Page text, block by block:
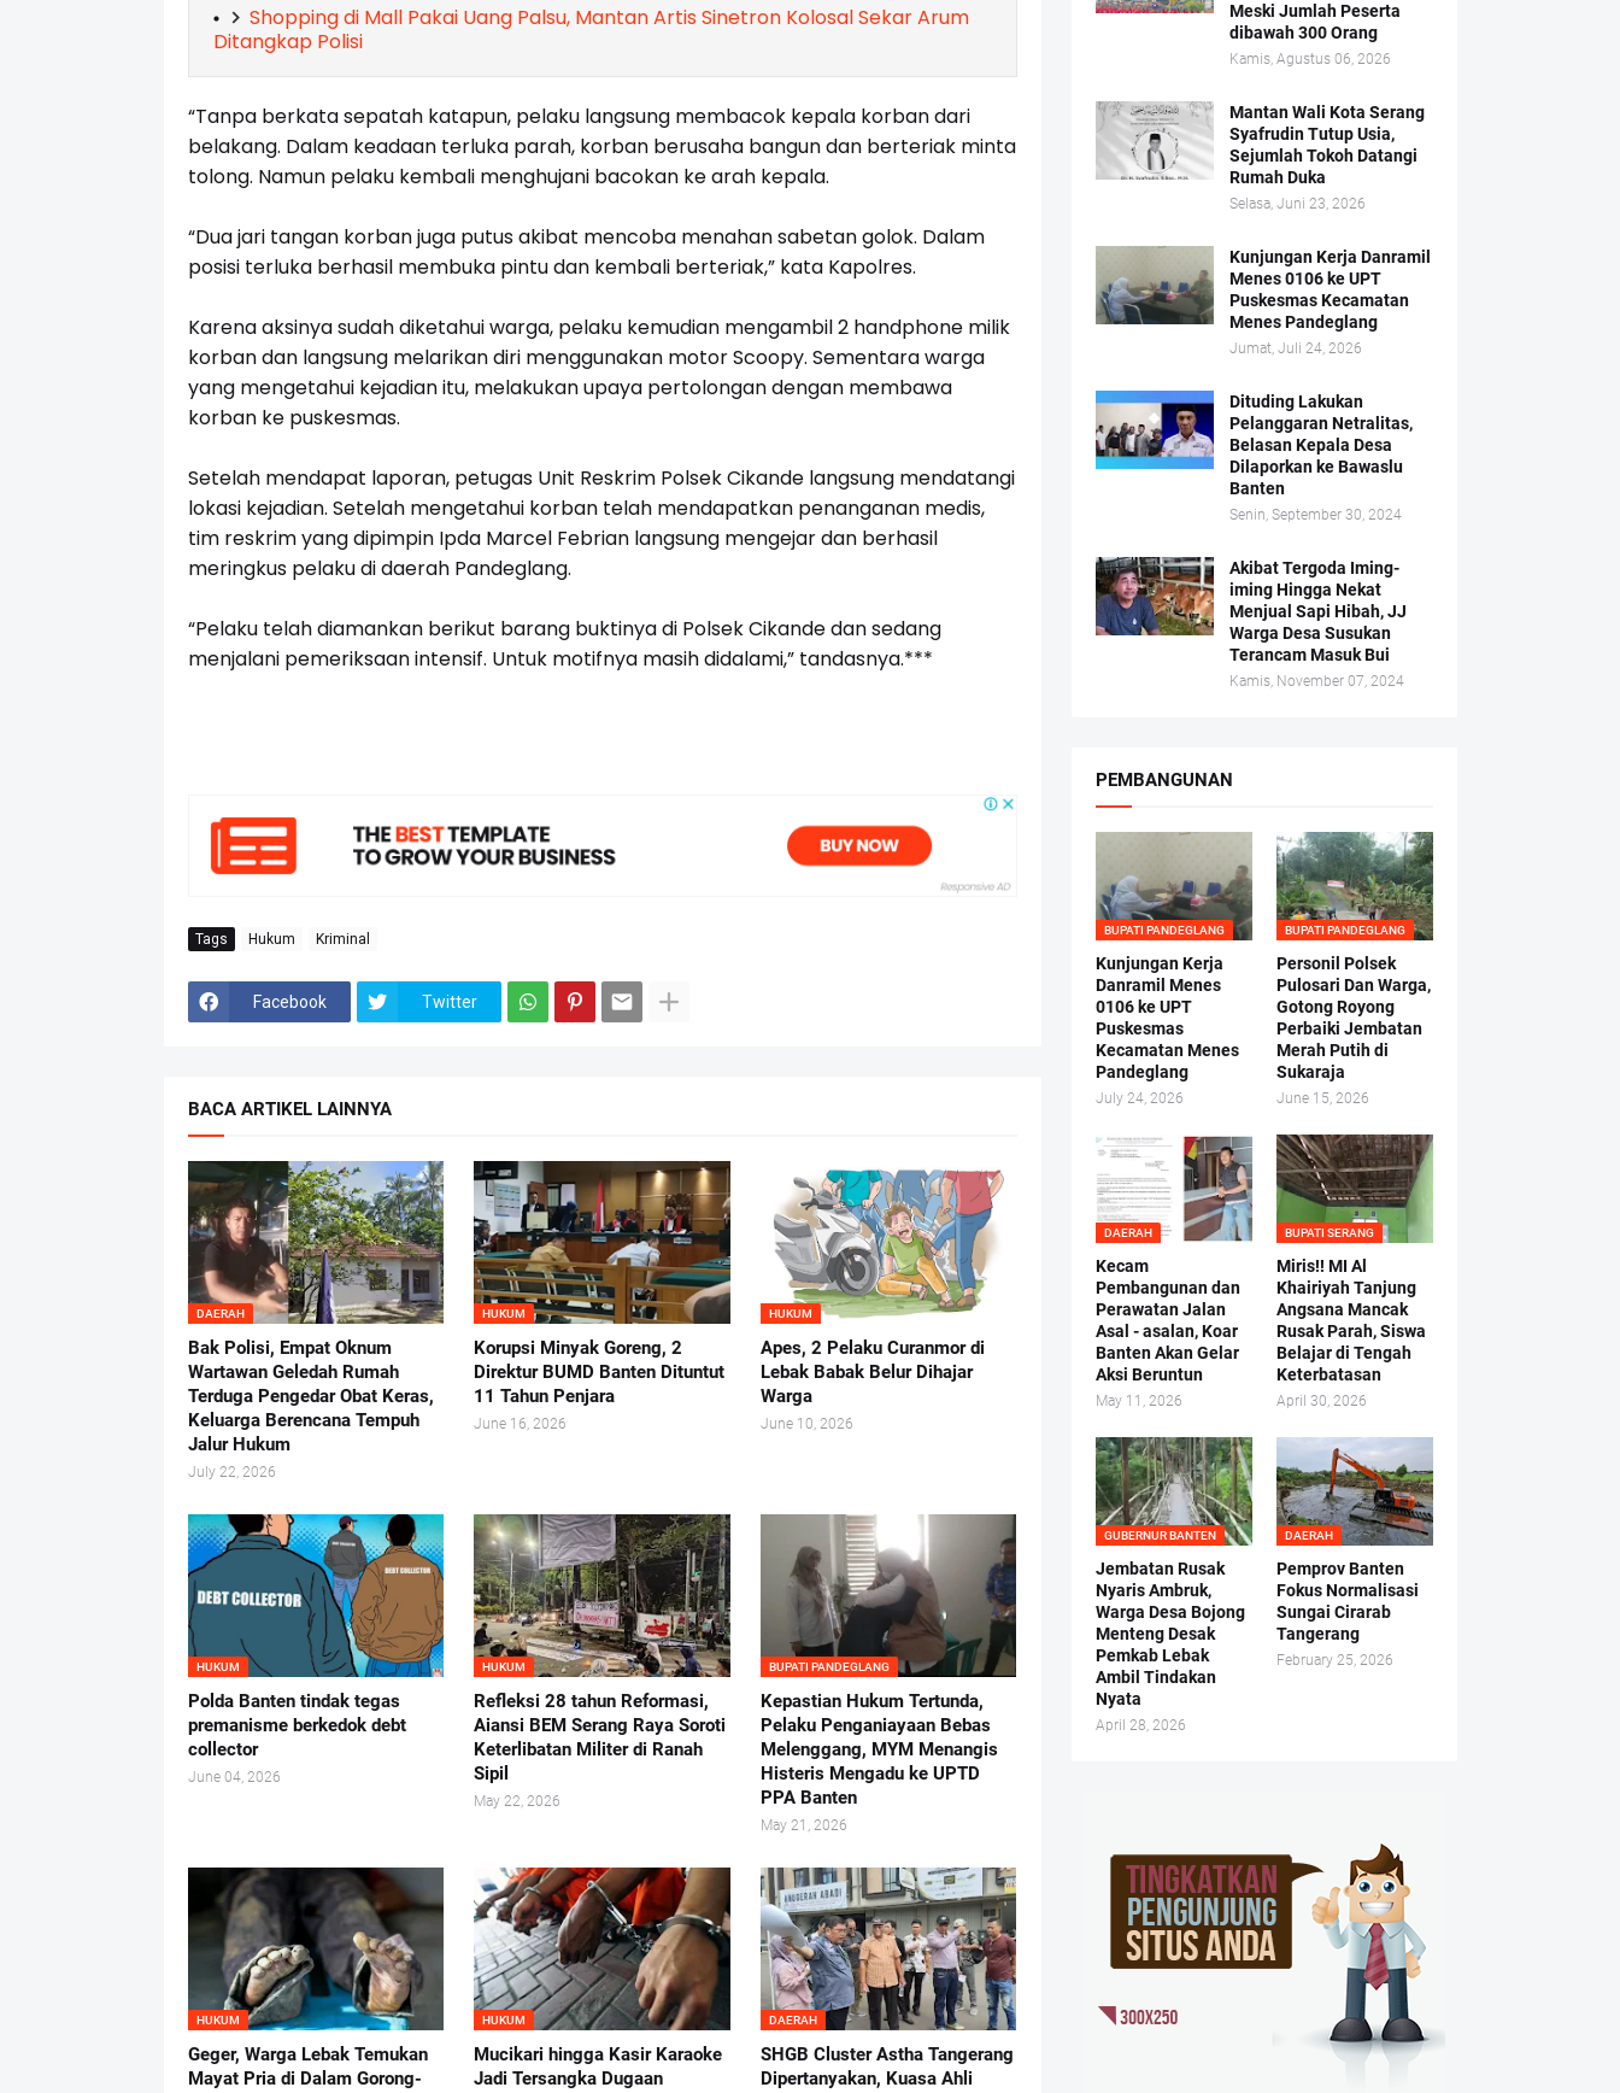
Shopping di Mall Pakai Uang Palsu, Mantan Artis Sinetron Kolosal Sekar Arum
Ditangkap Polisi
“Tanpa berkata sepatah katapun, pelaku langsung membacok kepala korban dari
belakang. Dalam keadaan terluka parah, korban berusaha bangun dan berteriak minta
tolong. Namun pelaku kembali menghujani bacokan ke arah kepala.
“Dua jari tangan korban juga putus akibat mencoba menahan sabetan golok. Dalam
posisi terluka berhasil membuka pintu dan kembali berteriak,” kata Kapolres.
Karena aksinya sudah diketahui warga, pelaku kemudian mengambil 2 handphone milik
korban dan langsung melarikan diri menggunakan motor Scoopy. Sementara warga
yang mengetahui kejadian itu, melakukan upaya pertolongan dengan membawa
korban ke puskesmas.
Setelah mendapat laporan, petugas Unit Reskrim Polsek Cikande langsung mendatangi
lokasi kejadian. Setelah mengetahui korban telah mendapatkan penanganan medis,
tim reskrim yang dipimpin Ipda Marcel Febrian langsung mengejar dan berhasil
meringkus pelaku di daerah Pandeglang.
“Pelaku telah diamankan berikut barang buktinya di Polsek Cikande dan sedang
menjalani pemeriksaan intensif. Untuk motifnya masih didalami,” tandasnya.***
Tags Hukum Kriminal
Facebook Twitter
BACA ARTIKEL LAINNYA
DAERAH
Bak Polisi, Empat Oknum
Wartawan Geledah Rumah
Terduga Pengedar Obat Keras,
Keluarga Berencana Tempuh
Jalur Hukum
July 22, 2026
HUKUM
Korupsi Minyak Goreng, 2
Direktur BUMD Banten Dituntut
11 Tahun Penjara
June 16, 2026
HUKUM
Apes, 2 Pelaku Curanmor di
Lebak Babak Belur Dihajar
Warga
June 10, 2026
HUKUM
Polda Banten tindak tegas
premanisme berkedok debt
collector
June 04, 2026
HUKUM
Refleksi 28 tahun Reformasi,
Aiansi BEM Serang Raya Soroti
Keterlibatan Militer di Ranah
Sipil
May 22, 2026
BUPATI PANDEGLANG
Kepastian Hukum Tertunda,
Pelaku Penganiayaan Bebas
Melenggang, MYM Menangis
Histeris Mengadu ke UPTD
PPA Banten
May 21, 2026
HUKUM
Geger, Warga Lebak Temukan
Mayat Pria di Dalam Gorong-
HUKUM
Mucikari hingga Kasir Karaoke
Jadi Tersangka Dugaan
DAERAH
SHGB Cluster Astha Tangerang
Dipertanyakan, Kuasa Ahli
Meski Jumlah Peserta
dibawah 300 Orang
Kamis, Agustus 06, 2026
Mantan Wali Kota Serang
Syafrudin Tutup Usia,
Sejumlah Tokoh Datangi
Rumah Duka
Selasa, Juni 23, 2026
Kunjungan Kerja Danramil
Menes 0106 ke UPT
Puskesmas Kecamatan
Menes Pandeglang
Jumat, Juli 24, 2026
Dituding Lakukan
Pelanggaran Netralitas,
Belasan Kepala Desa
Dilaporkan ke Bawaslu
Banten
Senin, September 30, 2024
Akibat Tergoda Iming-
iming Hingga Nekat
Menjual Sapi Hibah, JJ
Warga Desa Susukan
Terancam Masuk Bui
Kamis, November 07, 2024
PEMBANGUNAN
BUPATI PANDEGLANG
Kunjungan Kerja
Danramil Menes
0106 ke UPT
Puskesmas
Kecamatan Menes
Pandeglang
July 24, 2026
BUPATI PANDEGLANG
Personil Polsek
Pulosari Dan Warga,
Gotong Royong
Perbaiki Jembatan
Merah Putih di
Sukaraja
June 15, 2026
DAERAH
Kecam
Pembangunan dan
Perawatan Jalan
Asal - asalan, Koar
Banten Akan Gelar
Aksi Beruntun
May 11, 2026
BUPATI SERANG
Miris!! MI Al
Khairiyah Tanjung
Angsana Mancak
Rusak Parah, Siswa
Belajar di Tengah
Keterbatasan
April 30, 2026
GUBERNUR BANTEN
Jembatan Rusak
Nyaris Ambruk,
Warga Desa Bojong
Menteng Desak
Pemkab Lebak
Ambil Tindakan
Nyata
April 28, 2026
DAERAH
Pemprov Banten
Fokus Normalisasi
Sungai Cirarab
Tangerang
February 25, 2026